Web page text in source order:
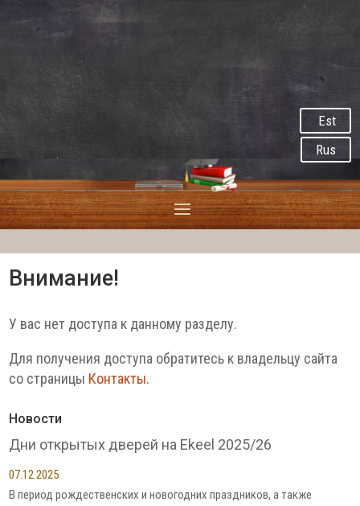
Est
Rus
Внимание!
У вас нет доступа к данному разделу.
Для получения доступа обратитесь к владельцу сайта
со страницы Контакты.
Новости
Дни открытых дверей на Ekeel 2025/26
07.12.2025
В период рождественских и новогодних праздников, а также